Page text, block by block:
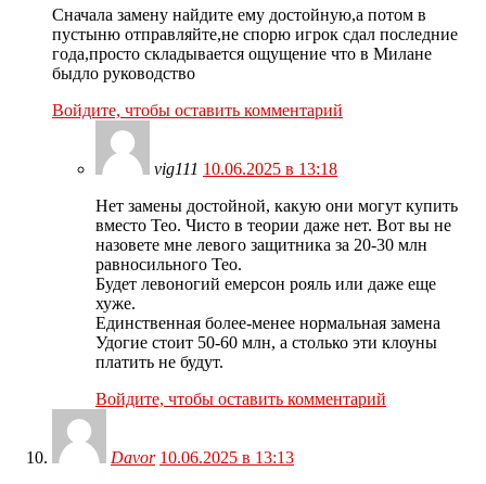
Сначала замену найдите ему достойную,а потом в
пустыню отправляйте,не спорю игрок сдал последние
года,просто складывается ощущение что в Милане
быдло руководство
Войдите, чтобы оставить комментарий
vig111 10.06.2025 в 13:18
Нет замены достойной, какую они могут купить
вместо Тео. Чисто в теории даже нет. Вот вы не
назовете мне левого защитника за 20-30 млн
равносильного Тео.
Будет левоногий емерсон рояль или даже еще
хуже.
Единственная более-менее нормальная замена
Удогие стоит 50-60 млн, а столько эти клоуны
платить не будут.
Войдите, чтобы оставить комментарий
Davor 10.06.2025 в 13:13